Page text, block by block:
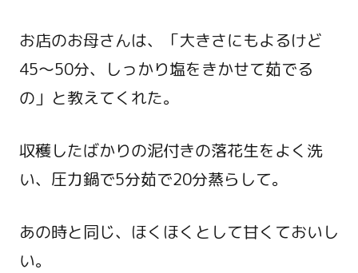
お店のお母さんは、「大きさにもよるけど
45～50分、しっかり塩をきかせて茹でる
の」と教えてくれた。
収穫したばかりの泥付きの落花生をよく洗
い、圧力鍋で5分茹で20分蒸らして。
あの時と同じ、ほくほくとして甘くておいし
い。